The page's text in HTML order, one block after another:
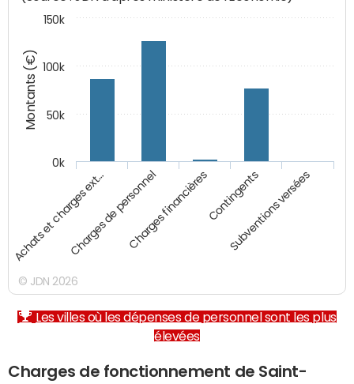
Montants (€)
Achats et charges ext…Charges de personnelCharges financièresContingents
Subventions versées
0k
50k
100k
150k
© JDN 2026
Les villes où les dépenses de personnel sont les plus
élevées
Charges de fonctionnement de Saint-